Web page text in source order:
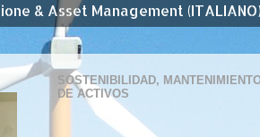
& Asset Management (ITALIANO)
SOSTENIBILIDAD,
DE ACTIVOS